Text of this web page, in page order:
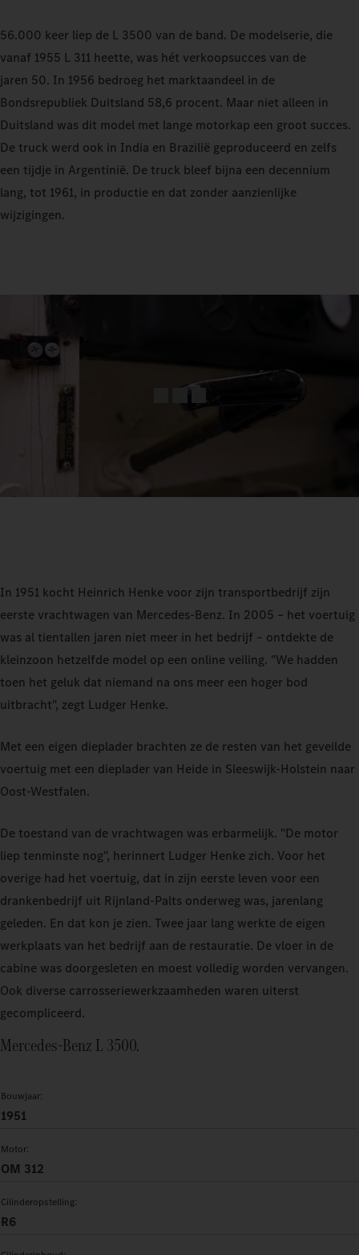
56.000 keer liep de L 3500 van de band. De modelserie, die
vanaf 1955 L 311 heette, was hét verkoopsucces van de
jaren 50. In 1956 bedroeg het marktaandeel in de
Bondsrepubliek Duitsland 58,6 procent. Maar niet alleen in
Duitsland was dit model met lange motorkap een groot succes.
De truck werd ook in India en Brazilië geproduceerd en zelfs
een tijdje in Argentinië. De truck bleef bijna een decennium
lang, tot 1961, in productie en dat zonder aanzienlijke
wijzigingen.
In 1951 kocht Heinrich Henke voor zijn transportbedrijf zijn
eerste vrachtwagen van Mercedes‑Benz. In 2005 – het voertuig
was al tientallen jaren niet meer in het bedrijf – ontdekte de
kleinzoon hetzelfde model op een online veiling. "We hadden
toen het geluk dat niemand na ons meer een hoger bod
uitbracht", zegt Ludger Henke.
Met een eigen dieplader brachten ze de resten van het geveilde
voertuig met een dieplader van Heide in Sleeswijk‑Holstein naar
Oost-Westfalen.
De toestand van de vrachtwagen was erbarmelijk. "De motor
liep tenminste nog", herinnert Ludger Henke zich. Voor het
overige had het voertuig, dat in zijn eerste leven voor een
drankenbedrijf uit Rijnland‑Palts onderweg was, jarenlang
geleden. En dat kon je zien. Twee jaar lang werkte de eigen
werkplaats van het bedrijf aan de restauratie. De vloer in de
cabine was doorgesleten en moest volledig worden vervangen.
Ook diverse carrosseriewerkzaamheden waren uiterst
gecompliceerd.
Mercedes‑Benz L 3500.
Bouwjaar:
1951
Motor:
OM 312
Cilinderopstelling:
R6